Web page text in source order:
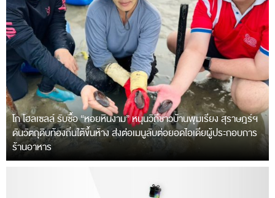
โก โฮลเซลล์ รับซื้อ “หอยหินงาม” หนุนวิถีชาวบ้านพุมเรียง สุราษฎร์ฯ
ดันวัตถุดิบท้องถิ่นใต้ขึ้นห้าง ส่งต่อเมนูลับต่อยอดไอเดียผู้ประกอบการ
ร้านอาหาร